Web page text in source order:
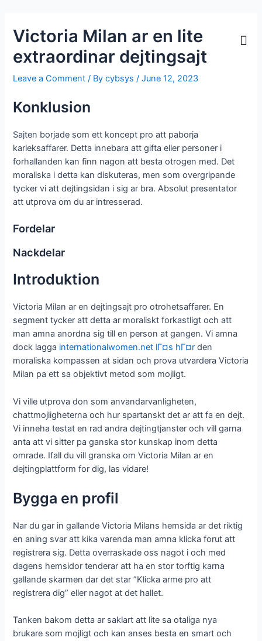
Victoria Milan ar en lite
extraordinar dejtingsajt
Leave a Comment / Bycybsys/June 12, 2023
Konklusion
Sajten borjade som ett koncept pro att paborja
karleksaffarer. Detta innebara att gifta eller personer i
forhallanden kan finn nagon att besta otrogen med. Det
moraliska i detta kan diskuteras, men som overgripande
tycker vi att dejtingsidan i sig ar bra. Absolut presentator
att utprova om du ar intresserad.
Fordelar
Nackdelar
Introduktion
Victoria Milan ar en dejtingsajt pro otrohetsaffarer. En
segment tycker att detta ar moraliskt forkastligt och att
man amna anordna sig till en person at gangen. Vi amna
dock lagga internationalwomen.net lГ¤s hГ¤r den
moraliska kompassen at sidan och prova utvardera Victoria
Milan pa ett sa objektivt metod som mojligt.
Vi ville utprova don som anvandarvanligheten,
chattmojligheterna och hur spartanskt det ar att fa en dejt.
Vi inneha testat en rad andra dejtingtjanster och vill garna
anta att vi sitter pa ganska stor kunskap inom detta
omrade. Ifall du vill granska om Victoria Milan ar en
dejtingplattform for dig, las vidare!
Bygga en profil
Nar du gar in gallande Victoria Milans hemsida ar det riktig
en aning svar att kika varenda man amna klicka forut att
registrera sig. Detta overraskade oss nagot i och med
dagens hemsidor tenderar att ha en stor torftig karna
gallande skarmen dar det star ”Klicka arme pro att
registrera dig” eller nagot at det hallet.
Tanken bakom detta ar saklart att lite sa otaliga nya
brukare som mojligt och kan anses besta en smart och